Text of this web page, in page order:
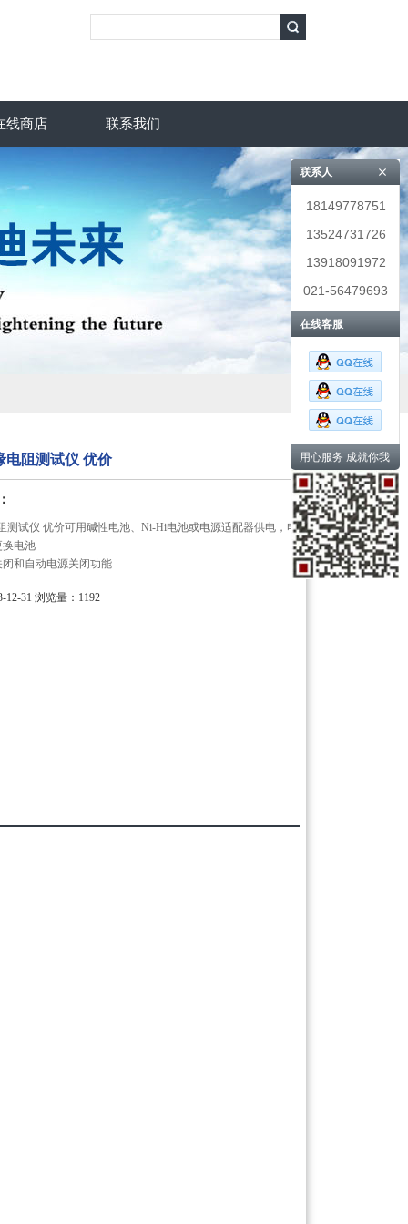
线商店 联系我们
电阻测试仪 优价
测试仪 优价可用碱性电池、Ni-Hi电池或电源适配器供电，电
换电池
和自动电源关闭功能
12-31 浏览量：1192
联系人
18149778751
13524731726
13918091972
021-56479693
在线客服
用心服务 成就你我